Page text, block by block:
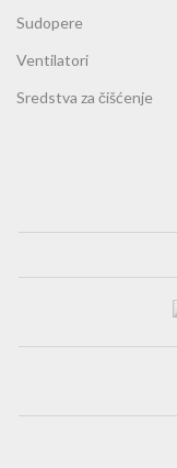
Sudopere
Ventilatori
Sredstva za čišćenje